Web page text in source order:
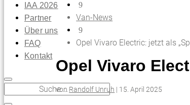
IAA 2026
Partner
Über uns
FAQ
Kontakt
9
Van-News
9
Opel Vivaro Electric: jetzt als
Opel Vivaro
von Randolf Unruh | 15. April 2025